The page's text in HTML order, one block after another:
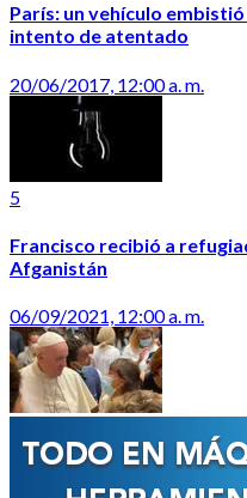
París: un vehículo
intento de atentado
20/06/2017, 12:00 a. m.
5
Francisco recibió a
Afganistán
06/09/2021, 12:00 a. m.